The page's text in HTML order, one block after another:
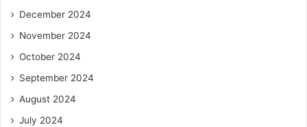
December 2024
November 2024
October 2024
September 2024
August 2024
July 2024